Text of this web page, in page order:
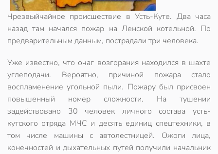
Чрезвыйчайное происшествие в Усть-Куте. Два часа
назад там начался пожар на Ленской котельной. По
предварительным данным, пострадали три человека.
Уже известно, что очаг возгорания находился в шахте
углеподачи. Вероятно, причиной пожара стало
воспламенение угольной пыли. Пожару был присвоен
повышенный номер сложности. На тушении
задействовано 30 человек личного состава усть-
кутского отряда МЧС и десять единиц спецтехники, в
том числе машины с автолестницей. Ожоги лица,
конечностей и дыхательных путей получили начальник